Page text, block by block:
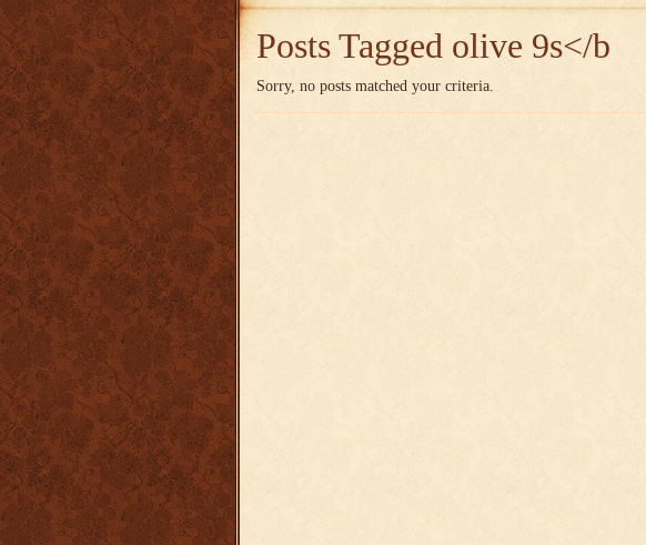
Posts Tagged olive 9s</b
Sorry, no posts matched your criteria.